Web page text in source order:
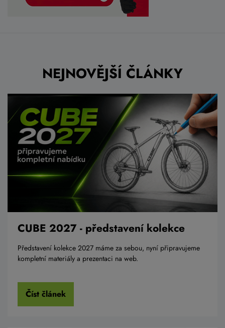
NEJNOVĚJŠÍ ČLÁNKY
CUBE 2027 - představení kolekce
Představení kolekce 2027 máme za sebou, nyní připravujeme
kompletní materiály a prezentaci na web.
Číst článek